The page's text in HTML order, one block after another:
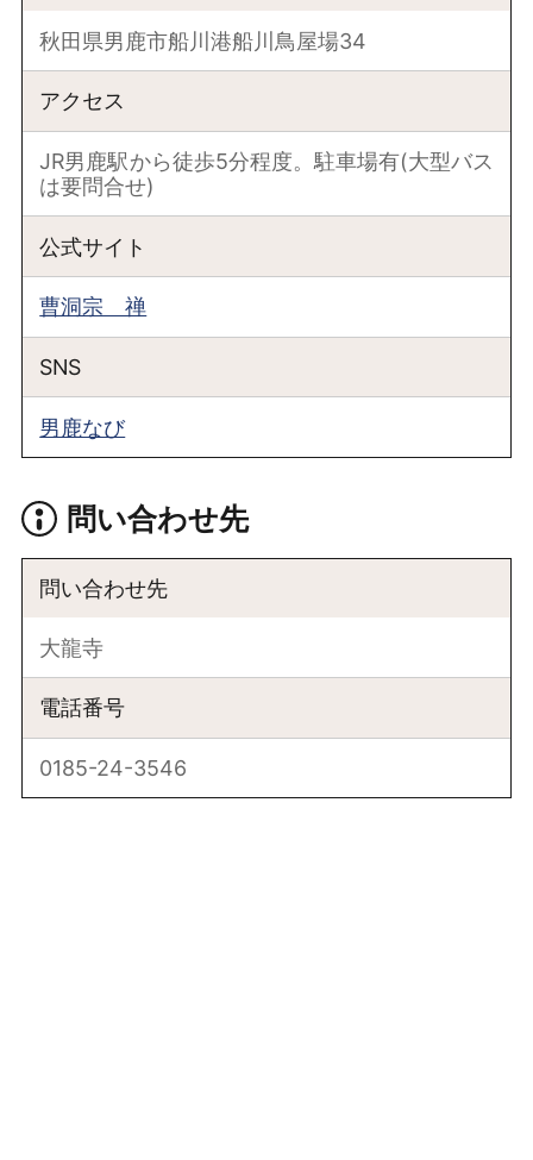
秋田県男鹿市船川港船川鳥屋場34
アクセス
JR男鹿駅から徒歩5分程度。駐車場有(大型バス
は要問合せ)
公式サイト
曹洞宗 禅
SNS
男鹿なび
問い合わせ先
問い合わせ先
大龍寺
電話番号
0185-24-3546